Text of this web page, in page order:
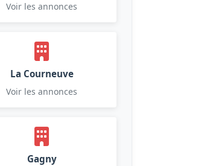
Voir les annonces
La Courneuve
Voir les annonces
Gagny